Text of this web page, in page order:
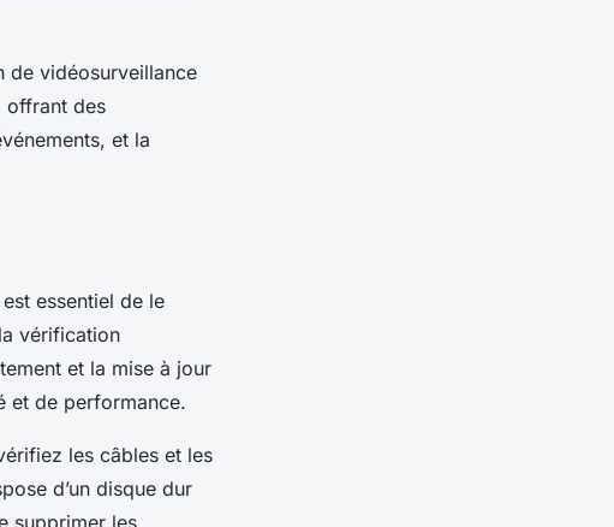
de vidéosurveillance
offrant des
et la
essentiel de le
vérification
et la mise à jour
et de performance.
les câbles et les
d’un disque dur